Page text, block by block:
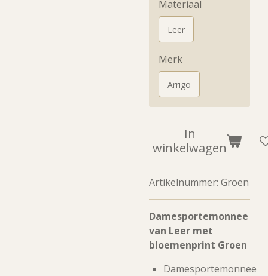
Materiaal
Leer
Merk
Arrigo
In
winkelwagen
Artikelnummer: Groen
Damesportemonnee
van Leer met
bloemenprint Groen
Damesportemonnee